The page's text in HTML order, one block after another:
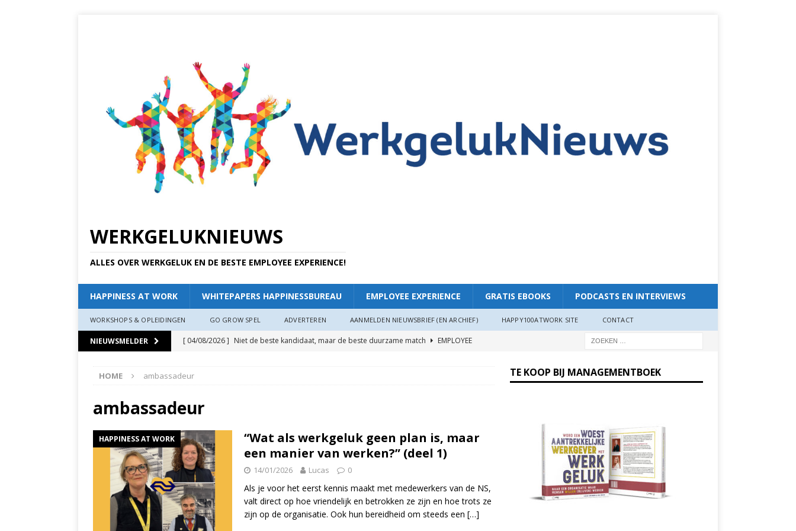
WERKGELUKNIEUWS
ALLES OVER WERKGELUK EN DE BESTE EMPLOYEE EXPERIENCE!
HAPPINESS AT WORK WHITEPAPERS HAPPINESSBUREAU EMPLOYEE EXPERIENCE GRATIS EBOOKS PODCASTS EN INTERVIEWS
WORKSHOPS & OPLEIDINGEN GO GROW SPEL ADVERTEREN AANMELDEN NIEUWSBRIEF (EN ARCHIEF) HAPPY100ATWORK SITE CONTACT
NIEUWSMELDER [ 04/08/2026 ] Niet de beste kandidaat, maar de beste duurzame match
EMPLOYEE
[ 11/07/2026 ]
[ 19/06/2026 ]
Zo creëer je meer plezier en verbinding op het werk: “Als je goed in je vel
zit, ben je veerkrach­tiger”
[ 19/06/2026 ]
HAPPINESS AT WORK
[ 13/03/2026 ]
Verdiepingsdag Werkgeluk op 17 juni 2026!
HOME ambassadeur
ambassadeur
HAPPINESS AT WORK
“Wat als werkgeluk geen plan is, maar
een manier van werken?” (deel 1)
14/01/2026 Lucas 0
Als je voor het eerst kennis maakt met medewerkers van de NS,
valt direct op hoe vriendelijk en betrokken ze zijn en hoe trots ze
zijn op de organisatie. Ook hun bereidheid om steeds een […]
TE KOOP BIJ MANAGEMENTBOEK